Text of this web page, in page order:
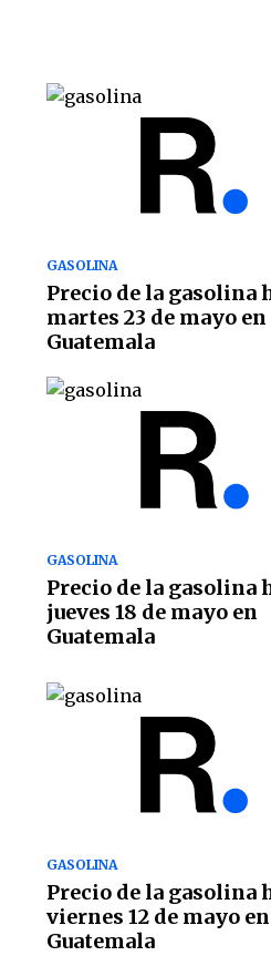
GASOLINA
Precio de la gasolina
martes 23 de mayo en
Guatemala
GASOLINA
Precio de la gasolina
jueves 18 de mayo en
Guatemala
GASOLINA
Precio de la gasolina
viernes 12 de mayo en
Guatemala